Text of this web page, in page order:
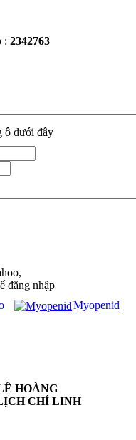
: 2342763
ô dưới đây
đăng nhập
Myopenid
HOÀNG
CHÍ LINH